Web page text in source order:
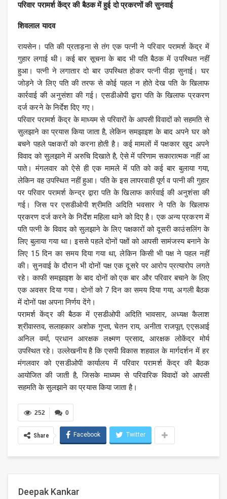
परिवार परामर्श केंद्र की बैठक में हुई दो प्रकरणों की सुनवाई
शिवलाल यादव
रायसेन। पति की प्रताड़ना से तंग एक पत्नी ने परिवार परामर्श केंद्र में
गुहार लगाई थी। कई बार सूचना के बाद भी पति बैठक में उपस्थित नहीं
हुआ। पत्नी ने लगातार दो बार उपस्थित होकर पत्नी पीड़ा सुनाई। घर
जोड़ने जे लिए पति की तरफ से कोई पहल न होते देख पति के खिलाफ
कार्रवाई की अनुसंशा की गई। एसडीओपी द्वारा पति के खिलाफ प्रकरण
दर्ज करने के निर्देश दिए गए।
परिवार परामर्श केंद्र के माध्यम से परिवारों के आपसी विवादों को सहमति से
सुलझाने का प्रयास किया जाता है, लेकिन समझाइश के बाद अपने घर को
बचने पहले पक्षकरों को करना होती है। कई मामलों में पक्षकार खुद अपने
विवाद को सुलझाने में अरुचि दिखाते है, ऐसे में परिणाम सकारात्मक नहीं आ
पाते। मंगलवार को ऐसे ही एक मामले में पति को कई बार बुलाया गया,
लेकिन वह उपस्थित नहीं हुआ। पति के इस लापरवाही पूर्ण व पत्नी की गुहार
पर परिवार परामर्श केन्द्र द्वारा पति के खिलाफ कार्रवाई की अनुशंसा की
गई। जिस पर एसडीओपी श्रीमति अदिति भवसार ने पति के खिलाफ
प्रकरण दर्ज करने के निर्देश महिला थाने को दिए है। एक अन्य प्रकरण में
पति पत्नी के विवाद को सुलझाने के लिए पक्षकारों को दूसरी काउंसलिंग के
लिए बुलाया गया था। इससे पहले दोनों पक्षों को आपसी सामंजस्य बनाने के
लिए 15 दिन का समय दिया गया था, लेकिन किसी भी पक्ष ने पहल नहीं
की। सुनवाई के दौरान भी दोनों पक्ष एक दूसरे पर आरोप प्रत्यारोप लगते
रहे। काफी समझाइश के बाद दोनों को एक बार और परिवार बचाने के लिए
एक अवसर दिया गया। दोनों को 7 दिन का समय दिया गया, अगली बैठक
में दोनों पक्ष अपना निर्णय देंगे।
परामर्श केंद्र की बैठक में एसडीओपी अदिति भावसार, अध्यक्ष कैलाश
श्रीवास्तव, सलाहकार अशोक गुप्ता, चेतन राय, अनीता राजपूत, एएसआई
अनिल वर्मा, प्रधान आरक्षक लक्ष्मण प्रसाद, आरक्षक लोकेंद्र मोर्य
उपस्थित रहे। उल्लेखनीय है कि एसपी विकास शहवाल के मार्गदर्शन में हर
मंगलवार को एसडीओपी कार्यालय में परिवार परामर्श केंद्र की बैठक
आयोजित की जाती है, जिसके माध्यम से परिवारिक विवादों को आपसी
सहमति के सुलझाने का प्रयास किया जाता है।
0
252
Share Facebook Twitter
Deepak Kankar